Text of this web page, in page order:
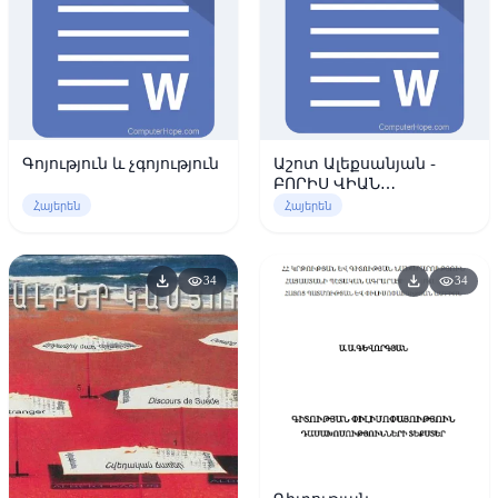
Գոյություն և չգոյություն
Հայերեն
Աշոտ Ալեքսանյան -
ԲՈՐԻՍ ՎԻԱՆ
ՊԱՏԱՖԻԶԻԿԱՆ ՈՐՊԵՍ
Հայերեն
download visibility34 download visibility34